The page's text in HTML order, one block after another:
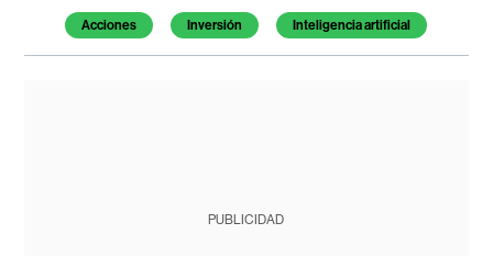
Acciones Inversión Inteligencia artificial
PUBLICIDAD